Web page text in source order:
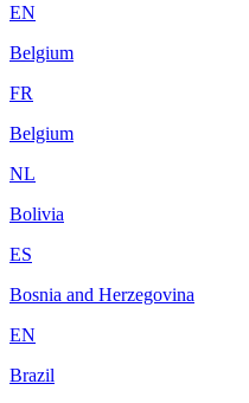
EN
Belgium
FR
Belgium
NL
Bolivia
ES
Bosnia and Herzegovina
EN
Brazil